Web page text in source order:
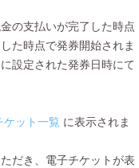
の支払いが完了した時点
た時点で発券開始されま
設定された発券日時にて
ケット一覧 に表示されま
だき、電子チケットが表